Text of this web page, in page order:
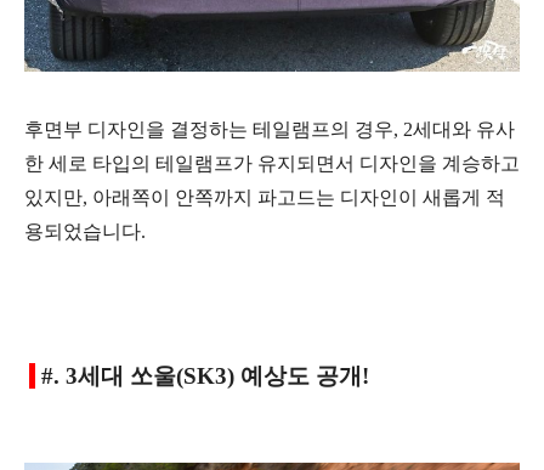
후면부 디자인을 결정하는 테일램프의 경우, 2세대와 유사
한 세로 타입의 테일램프가 유지되면서 디자인을 계승하고
있지만, 아래쪽이 안쪽까지 파고드는 디자인이 새롭게 적
용되었습니다.
#. 3세대 쏘울(SK3) 예상도 공개!